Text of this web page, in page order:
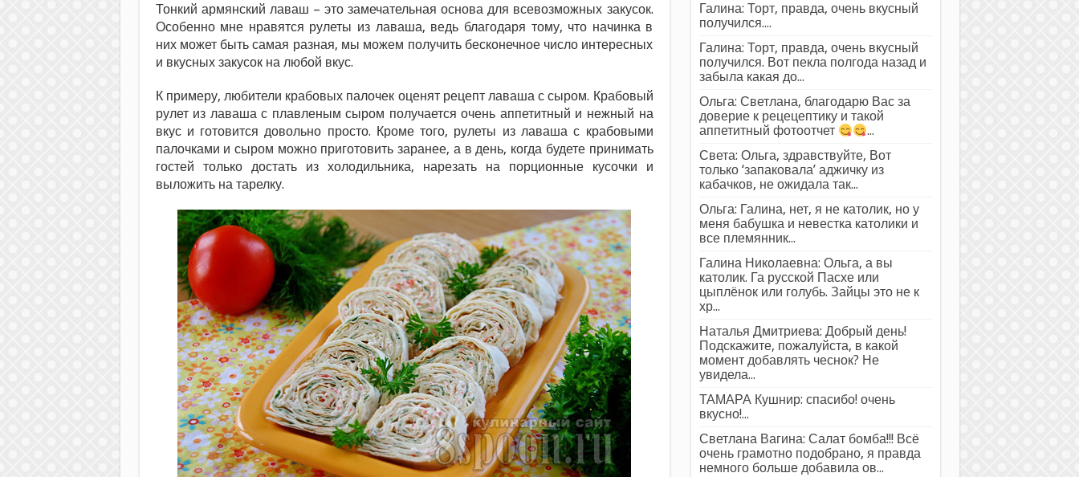
Тонкий армянский лаваш – это замечательная основа для всевозможных закусок.
Особенно мне нравятся рулеты из лаваша, ведь благодаря тому, что начинка в
них может быть самая разная, мы можем получить бесконечное число интересных
и вкусных закусок на любой вкус.
К примеру, любители крабовых палочек оценят рецепт лаваша с сыром. Крабовый
рулет из лаваша с плавленым сыром получается очень аппетитный и нежный на
вкус и готовится довольно просто. Кроме того, рулеты из лаваша с крабовыми
палочками и сыром можно приготовить заранее, а в день, когда будете принимать
гостей только достать из холодильника, нарезать на порционные кусочки и
выложить на тарелку.
Галина: Торт, правда, очень вкусный
получился....
Галина: Торт, правда, очень вкусный
получился. Вот пекла полгода назад и
забыла какая до...
Ольга: Светлана, благодарю Вас за
доверие к рецецептику и такой
аппетитный фотоотчет
...
Света: Ольга, здравствуйте, Вот
только ‘запаковала’ аджичку из
кабачков, не ожидала так...
Ольга: Галина, нет, я не католик, но у
меня бабушка и невестка католики и
все племянник...
Галина Николаевна: Ольга, а вы
католик. Га русской Пасхе или
цыплёнок или голубь. Зайцы это не к
хр...
Наталья Дмитриева: Добрый день!
Подскажите, пожалуйста, в какой
момент добавлять чеснок? Не
увидела...
ТАМАРА Кушнир: спасибо! очень
вкусно!...
Светлана Вагина: Салат бомба!!! Всё
очень грамотно подобрано, я правда
немного больше добавила ов...